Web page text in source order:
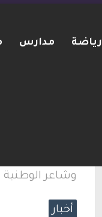
رياضة مدارس
وشاعر الوطنية
أخبار